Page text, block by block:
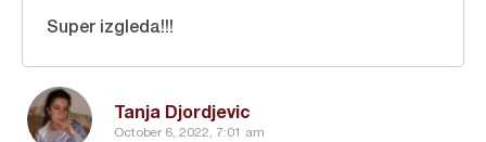
Tanja Djordjevic
October 6, 2022, 7:01 am
Super izgleda!!!